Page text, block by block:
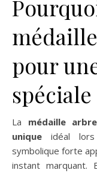
pour
spéciale
La médaille
unique idéal lors
symbolique forte
instant marquant.